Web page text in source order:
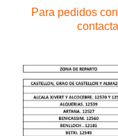
Para pedidos